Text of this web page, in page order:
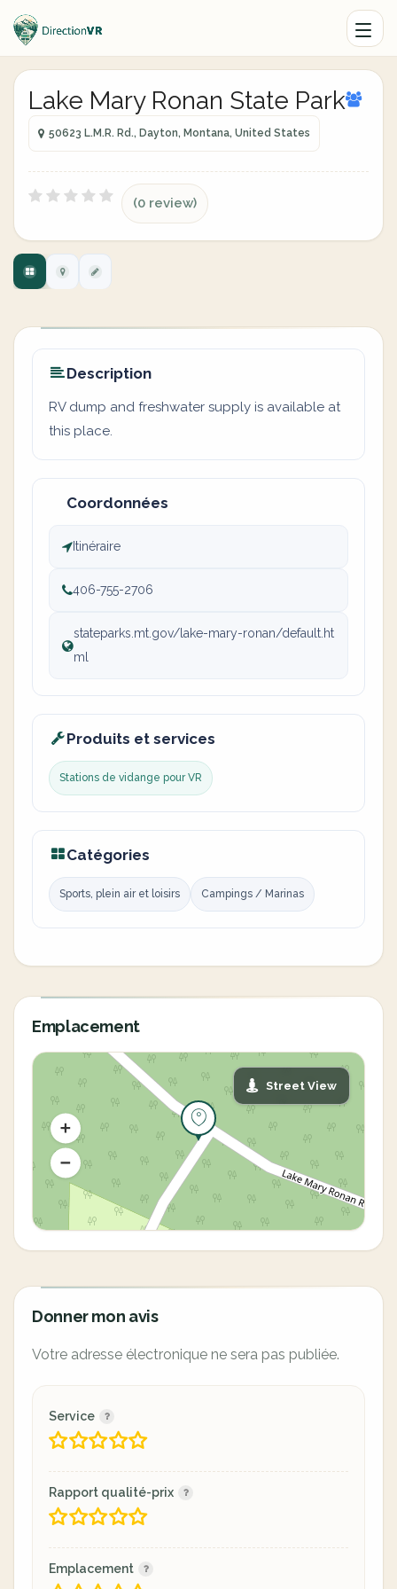
Lake Mary Ronan State Park
50623 L.M.R. Rd., Dayton, Montana, United States
(0 review)
Description
RV dump and freshwater supply is available at
this place.
Coordonnées
Itinéraire
406-755-2706
stateparks.mt.gov/lake-mary-ronan/default.ht
ml
Produits et services
Stations de vidange pour VR
Catégories
Sports, plein air et loisirs Campings / Marinas
Emplacement
Street View
Donner mon avis
Votre adresse électronique ne sera pas publiée.
Service
Rapport qualité-prix
Emplacement